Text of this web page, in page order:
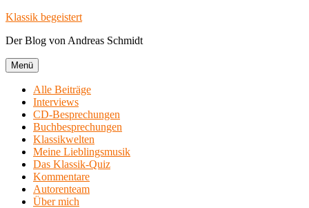
Zum
springen
Klassik begeistert
Der Blog von Andreas Schmidt
Menü
Alle Beiträge
Interviews
CD-Besprechungen
Buchbesprechungen
Klassikwelten
Meine Lieblingsmusik
Das Klassik-Quiz
Kommentare
Autorenteam
Über mich